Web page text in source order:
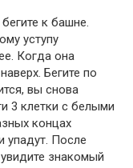
к башне.
уступу
Когда она
Бегите по
вы снова
3 клетки с белыми
концах
упадут. После
знакомый